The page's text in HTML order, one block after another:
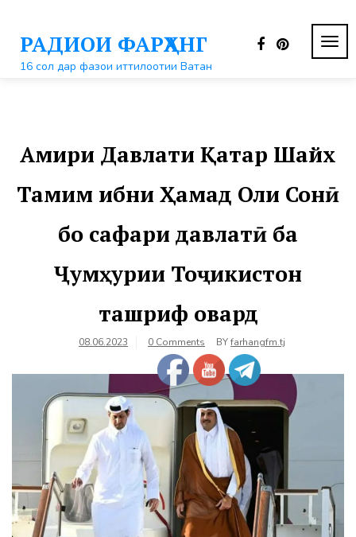
контентуРАДИОИ ФАРҲАНГ
16 сол дар фазои иттилоотии Ватан
Амири Давлати Қатар Шайх
Тамим ибни Ҳамад Оли Сонӣ
бо сафари давлатӣ ба
Ҷумҳурии Тоҷикистон
ташриф овард
08.06.2023 0 Comments BYfarhangfm.tj